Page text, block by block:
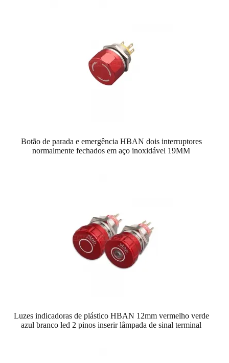
Botão de parada e emergência HBAN dois interruptores
normalmente fechados em aço inoxidável 19MM
Luzes indicadoras de plástico HBAN 12mm vermelho verde
azul branco led 2 pinos inserir lâmpada de sinal terminal